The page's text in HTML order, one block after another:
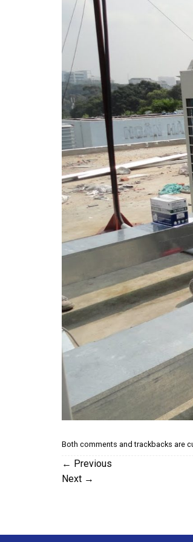
Both comments and trackbacks are
← Previous
Next →